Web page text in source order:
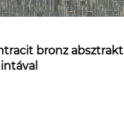
bronz absztrakt